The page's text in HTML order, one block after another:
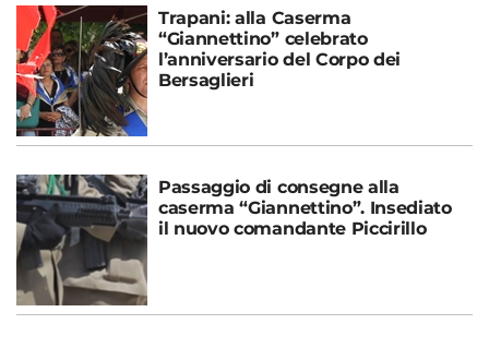
Trapani: alla Caserma
“Giannettino” celebrato
l’anniversario del Corpo dei
Bersaglieri
Passaggio di consegne alla
caserma “Giannettino”. Insediato
il nuovo comandante Piccirillo